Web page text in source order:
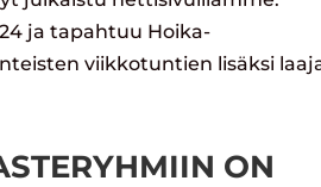
ja tapahtuu Hoika-
viikkotuntien lisäksi
ON